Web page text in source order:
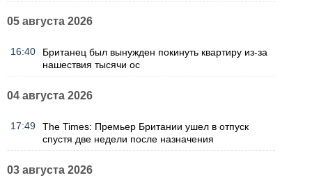
05 августа 2026
16:40
Британец был вынужден покинуть квартиру из-за
нашествия тысячи ос
04 августа 2026
17:49
The Times: Премьер Британии ушел в отпуск
спустя две недели после назначения
03 августа 2026